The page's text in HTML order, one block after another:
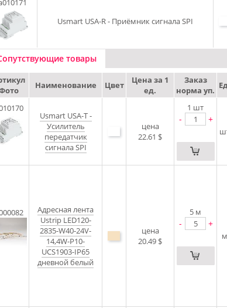
Usmart USA-R - Приёмник сигнала SPI
товары
Наименование Цвет
Цена за 1
ед.
Заказ
норма уп.
Usmart USA-T -
Усилитель
передатчик
сигнала SPI
цена
22.61 $
1 шт
- +
Адресная лента
Ustrip LED120-
2835-W40-24V-
14,4W-P10-
UCS1903-IP65
дневной белый
цена
20.49 $
5 м
- +
м